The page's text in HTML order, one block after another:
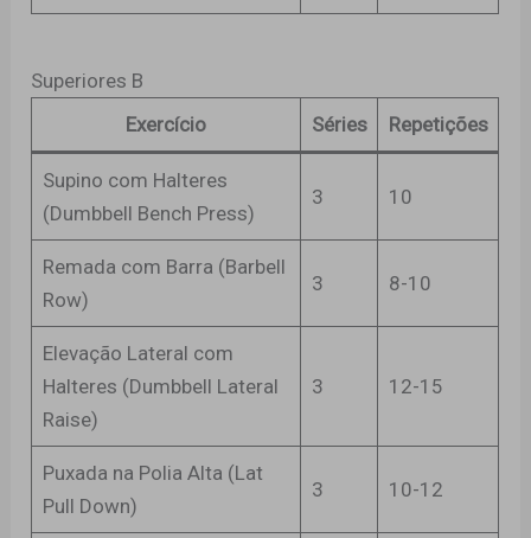
Superiores B
Exercício
Séries Repetições
Supino com Halteres
(Dumbbell Bench Press)
3 10
Remada com Barra (Barbell
Row)
3 8-10
Elevação Lateral com
Halteres (Dumbbell Lateral
Raise)
3 12-15
Puxada na Polia Alta (Lat
Pull Down)
3 10-12